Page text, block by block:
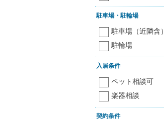
駐車場・駐輪場
駐車場（近隣含）
駐輪場
入居条件
ペット相談可
楽器相談
契約条件